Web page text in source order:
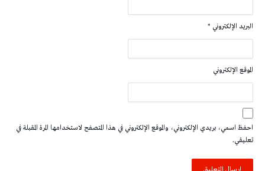
البريد الإلكتروني *
الموقع الإلكتروني
احفظ اسمي، بريدي الإلكتروني، والموقع الإلكتروني في هذا المتصفح لاستخدامها المرة المقبلة في
تعليقي.